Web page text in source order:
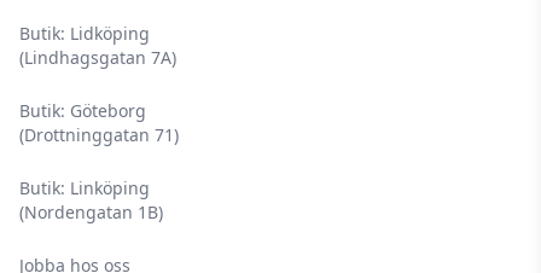
Butik: Lidköping
(Lindhagsgatan 7A)
Butik: Göteborg
(Drottninggatan 71)
Butik: Linköping
(Nordengatan 1B)
Jobba hos oss